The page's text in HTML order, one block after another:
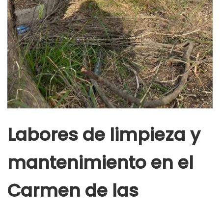
Labores de limpieza y
mantenimiento en el
Carmen de las